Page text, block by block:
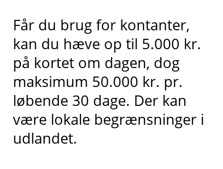
Får du brug for kontanter,
kan du hæve op til 5.000 kr.
på kortet om dagen, dog
maksimum 50.000 kr. pr.
løbende 30 dage. Der kan
være lokale begrænsninger i
udlandet.